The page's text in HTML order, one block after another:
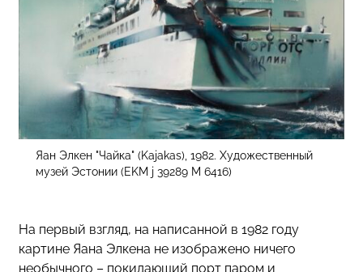
Яан Элкен "Чайка" (Kajakas), 1982. Художественный
музей Эстонии (EKM j 39289 M 6416)
На первый взгляд, на написанной в 1982 году
картине Яана Элкена не изображено ничего
необычного – покидающий порт паром и